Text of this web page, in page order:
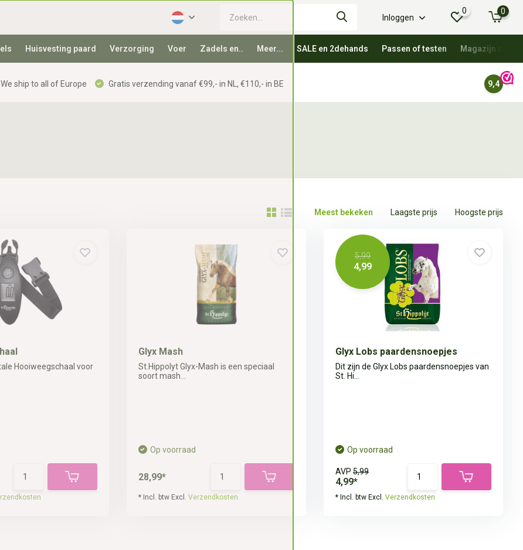
Inloggen
0 0
Huisvesting paard Verzorging Voer Zadels en.. Meer... SALE en 2dehands Passen of testen Magazijn
We ship to all of Europe Gratis verzending vanaf €99,- in NL, €110,- in BE 9,4
Meest bekeken Laagste prijs Hoogste prijs
Hooiweegschaal voor
Glyx Mash
St.Hippolyt Glyx-Mash is een speciaal
soort mash...
Op voorraad
28,99*
* Incl. btw Excl. Verzendkosten
5,99
4,99
Glyx Lobs paardensnoepjes
Dit zijn de Glyx Lobs paardensnoepjes van
St. Hi...
Op voorraad
AVP5,99
4,99*
* Incl. btw Excl.Verzendkosten